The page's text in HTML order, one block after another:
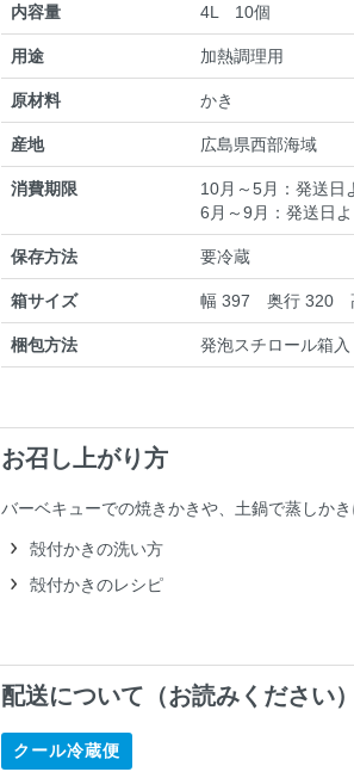
内容量 4L 10個
用途 加熱調理用
原材料 かき
産地 広島県西部海域
消費期限
10月～5月：発送日
6月～9月：発送日
保存方法 要冷蔵
箱サイズ 幅 397 奥行 320
梱包方法 発泡スチロール箱入
お召し上がり方
バーベキューでの焼きかきや、土鍋で蒸しか
殻付かきの洗い方
殻付かきのレシピ
配送について（お読みください）
クール冷蔵便